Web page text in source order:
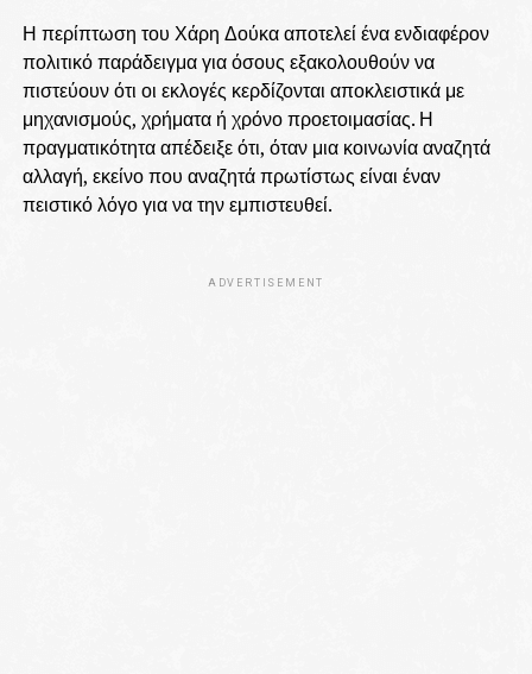
Η περίπτωση του Χάρη Δούκα αποτελεί ένα ενδιαφέρον
πολιτικό παράδειγμα για όσους εξακολουθούν να
πιστεύουν ότι οι εκλογές κερδίζονται αποκλειστικά με
μηχανισμούς, χρήματα ή χρόνο προετοιμασίας. Η
πραγματικότητα απέδειξε ότι, όταν μια κοινωνία αναζητά
αλλαγή, εκείνο που αναζητά πρωτίστως είναι έναν
πειστικό λόγο για να την εμπιστευθεί.
ADVERTISEMENT